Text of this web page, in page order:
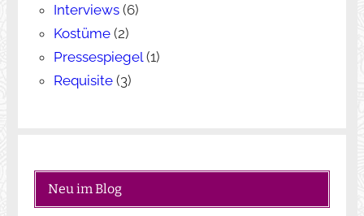
Interviews(6)
Kostüme(2)
Pressespiegel (1)
Requisite(3)
Neu im Blog